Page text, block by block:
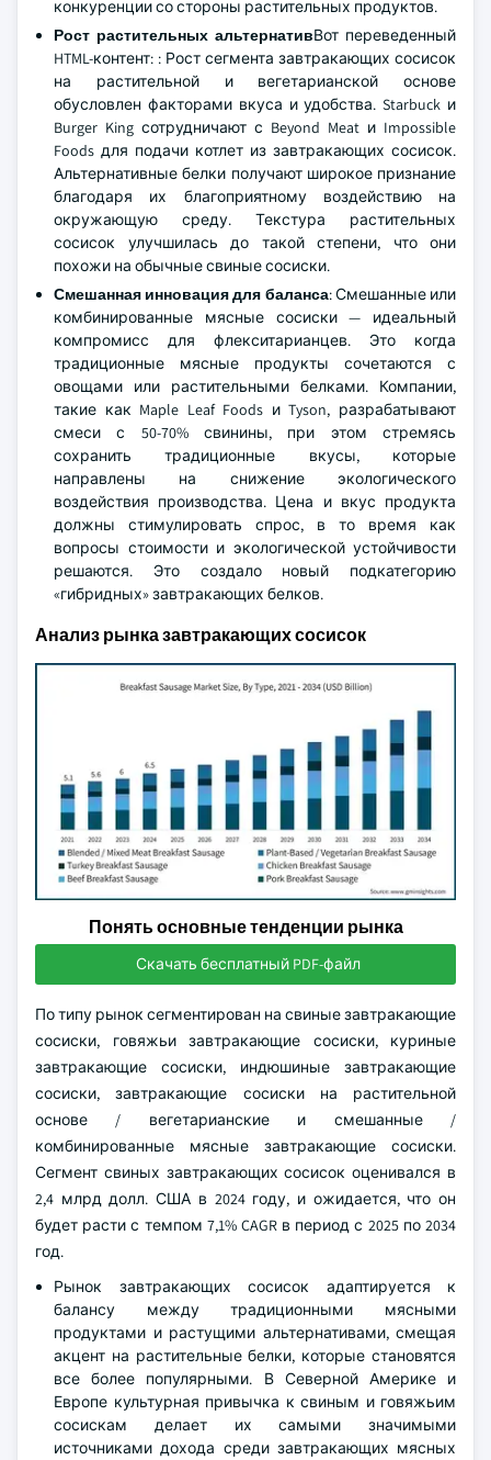
конкуренции со стороны растительных продуктов.
Рост растительных альтернативВот переведенный
HTML-контент: : Рост сегмента завтракающих сосисок
на растительной и вегетарианской основе
обусловлен факторами вкуса и удобства. Starbuck и
Burger King сотрудничают с Beyond Meat и Impossible
Foods для подачи котлет из завтракающих сосисок.
Альтернативные белки получают широкое признание
благодаря их благоприятному воздействию на
окружающую среду. Текстура растительных
сосисок улучшилась до такой степени, что они
похожи на обычные свиные сосиски.
Смешанная инновация для баланса: Смешанные или
комбинированные мясные сосиски — идеальный
компромисс для флекситарианцев. Это когда
традиционные мясные продукты сочетаются с
овощами или растительными белками. Компании,
такие как Maple Leaf Foods и Tyson, разрабатывают
смеси с 50-70% свинины, при этом стремясь
сохранить традиционные вкусы, которые
направлены на снижение экологического
воздействия производства. Цена и вкус продукта
должны стимулировать спрос, в то время как
вопросы стоимости и экологической устойчивости
решаются. Это создало новый подкатегорию
«гибридных» завтракающих белков.
Анализ рынка завтракающих сосисок
Понять основные тенденции рынка
Скачать бесплатный PDF-файл
По типу рынок сегментирован на свиные завтракающие
сосиски, говяжьи завтракающие сосиски, куриные
завтракающие сосиски, индюшиные завтракающие
сосиски, завтракающие сосиски на растительной
основе / вегетарианские и смешанные /
комбинированные мясные завтракающие сосиски.
Сегмент свиных завтракающих сосисок оценивался в
2,4 млрд долл. США в 2024 году, и ожидается, что он
будет расти с темпом 7,1% CAGR в период с 2025 по 2034
год.
Рынок завтракающих сосисок адаптируется к
балансу между традиционными мясными
продуктами и растущими альтернативами, смещая
акцент на растительные белки, которые становятся
все более популярными. В Северной Америке и
Европе культурная привычка к свиным и говяжьим
сосискам делает их самыми значимыми
источниками дохода среди завтракающих мясных